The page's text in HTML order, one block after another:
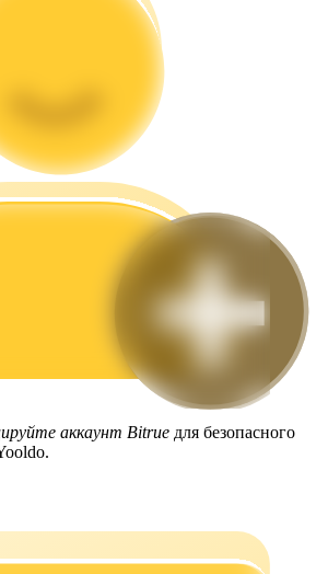
начинающих по фьючерсам
прибыльным
аккаунт Bitrue для безопасного